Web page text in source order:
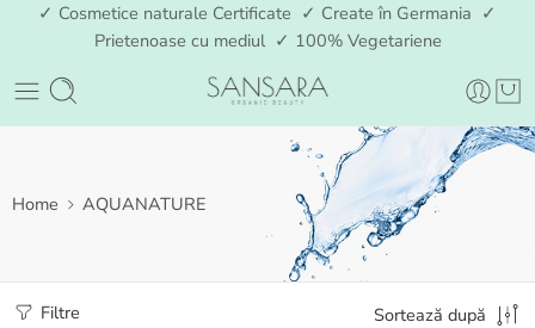
✓ Cosmetice naturale Certificate ✓ Create în Germania ✓
Prietenoase cu mediul ✓ 100% Vegetariene
Home AQUANATURE
Filtre Sortează după